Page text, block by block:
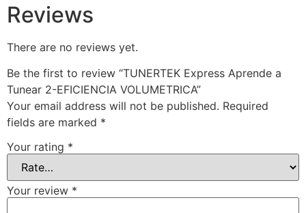
Reviews
There are no reviews yet.
Be the first to review “TUNERTEK Express Aprende a
Tunear 2-EFICIENCIA VOLUMETRICA”
Your email address will not be published. Required
fields are marked *
Your rating *
Your review *